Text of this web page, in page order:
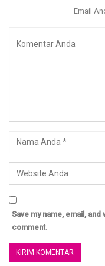
Betapa banyak
sebenarnya tidak ada
sisi benarnya
kepalsuan.
Terlebih mereka
Email
Save my name, email,
comment.